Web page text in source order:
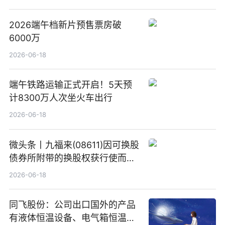
2026端午档新片预售票房破
6000万
2026-06-18
端午铁路运输正式开启！5天预
计8300万人次坐火车出行
2026-06-18
微头条丨九福来(08611)因可换股
债券所附带的换股权获行使而发
行5200万股
2026-06-18
同飞股份：公司出口国外的产品
有液体恒温设备、电气箱恒温装